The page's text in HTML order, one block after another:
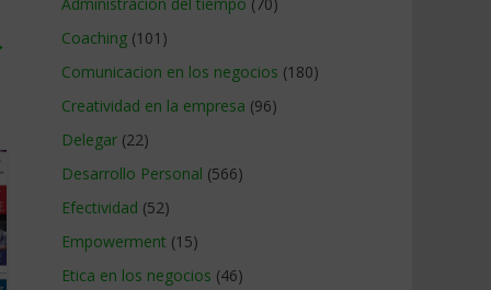
Coaching (101)
Comunicacion en los negocios (180)
Creatividad en la empresa (96)
Delegar (22)
Desarrollo Personal (566)
Efectividad (52)
Empowerment (15)
Etica en los negocios (46)